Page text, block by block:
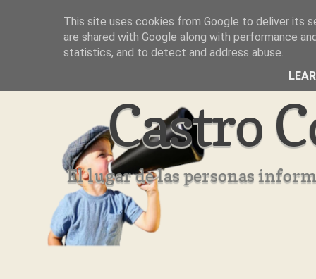
Inicio Aviso Legal Quienes Somos ??
Castro
El lugar de las personas
This site uses cookies from Google to deliver its
are shared with Google along with performance
statistics, and to detect and address abuse.